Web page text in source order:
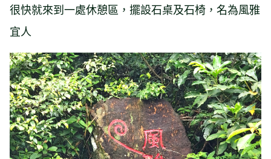
很快就來到一處休憩區，擺設石桌及石椅，名為風雅
宜人